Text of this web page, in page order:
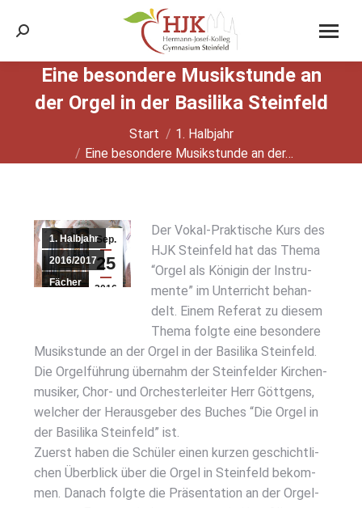
Search:
Eine beson­de­re Musik­stun­de an
der Orgel in der Basi­li­ka Stein­feld
Sie befinden sich hier:
Start
1. Halbjahr
Eine beson­de­re Musik­stun­de an der…
Sep.
25
2016
1. Halbjahr
2016/2017
Fächer
Der Vokal-Prak­ti­sche Kurs des
HJK Stein­feld hat das The­ma
“Orgel als Köni­gin der Instru­
men­te” im Unter­richt behan­
delt. Einem Refe­rat zu die­sem
The­ma folg­te eine beson­de­re
Musik­stun­de an der Orgel in der Basi­li­ka Stein­feld.
Die Orgel­füh­rung über­nahm der Stein­fel­der Kir­chen­
mu­si­ker, Chor- und Orches­ter­lei­ter Herr Gött­gens,
wel­cher der Her­aus­ge­ber des Buches “Die Orgel in
der Basi­li­ka Stein­feld” ist.
Zuerst haben die Schü­ler einen kur­zen geschicht­li­
chen Über­blick über die Orgel in Stein­feld bekom­
men. Danach folg­te die Prä­sen­ta­ti­on an der Orgel­